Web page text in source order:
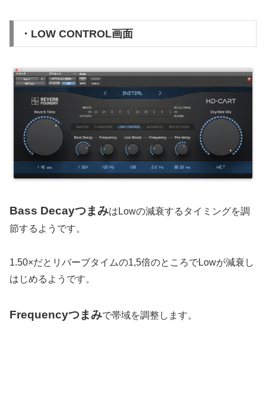
・LOW CONTROL画面
Bass DecayつまみはLowの減衰するタイミングを調
節するようです。
1.50×だとリバーブタイムの1,5倍のところでLowが減衰し
はじめるようです。
Frequencyつまみで帯域を調整します。